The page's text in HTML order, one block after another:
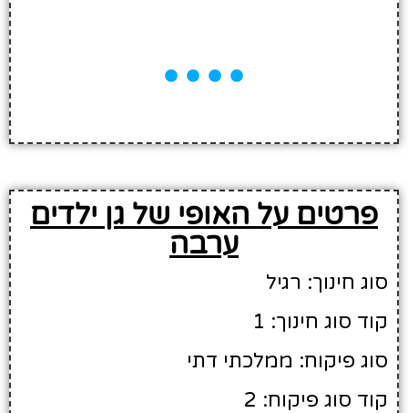
פרטים על האופי של גן ילדים
ערבה
סוג חינוך: רגיל
קוד סוג חינוך: 1
סוג פיקוח: ממלכתי דתי
קוד סוג פיקוח: 2